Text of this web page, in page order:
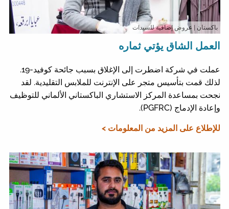
باكستان | عروض إضافية للسيدات
العمل الشاق يؤتي ثماره
عملت في شركة اضطرت إلى الإغلاق بسبب جائحة كوفيد-19.
لذلك قمت بتأسيس متجر على الإنترنت للملابس التقليدية. لقد
نجحت بمساعدة المركز الاستشاري الباكستاني الألماني للتوظيف
وإعادة الإدماج (PGFRC).
للإطلاع على المزيد من المعلومات >